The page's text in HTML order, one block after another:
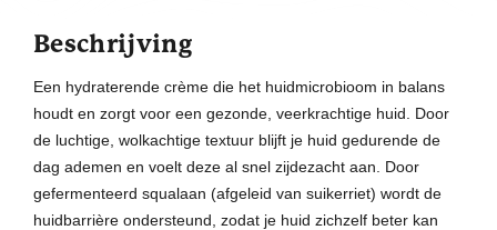
aantal
Beschrijving
Een hydraterende crème die het huidmicrobioom in balans
houdt en zorgt voor een gezonde, veerkrachtige huid. Door
de luchtige, wolkachtige textuur blijft je huid gedurende de
dag ademen en voelt deze al snel zijdezacht aan. Door
gefermenteerd squalaan (afgeleid van suikerriet) wordt de
huidbarrière ondersteund, zodat je huid zichzelf beter kan